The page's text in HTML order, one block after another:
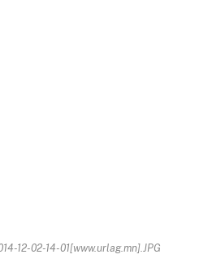
12-02-14-01[www.urlag.mn].JPG